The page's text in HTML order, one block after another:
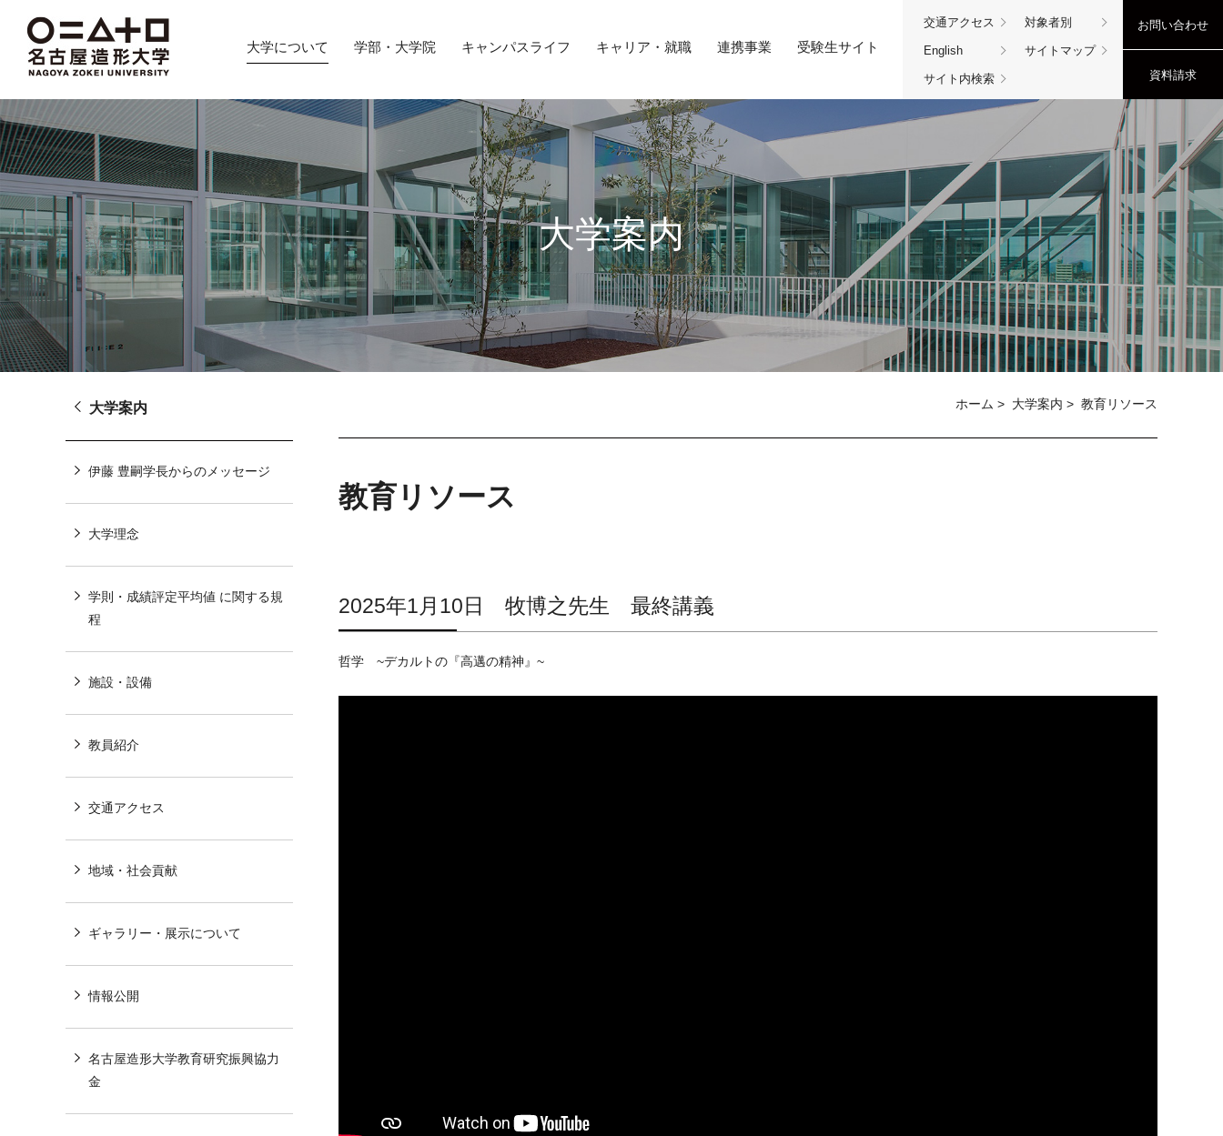
ル
ナ
ビ
ゲ
ー
シ
ョ
ン
へ
ナ
ビ
ゲ
ー
シ
ョ
ン
へ
へ
交通アクセス 対象者別
English サイトマップ
サイト内検索
お問い合わせ
資料請求
大学について 学部・大学院 キャンパスライフ キャリア・就職 連携事業 受験生サイト
大学案内
ホーム > 大学案内 > 教育リソース
教育リソース
2025年1月10日 牧博之先生 最終講義
哲学 ~デカルトの『高邁の精神』~
大学案内
伊藤 豊嗣学長からのメッセージ
大学理念
学則・成績評定平均値 に関する規
程
施設・設備
教員紹介
交通アクセス
地域・社会貢献
ギャラリー・展示について
情報公開
名古屋造形大学教育研究振興協力
金